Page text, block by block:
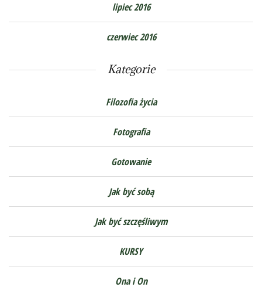
lipiec 2016
czerwiec 2016
Kategorie
Filozofia życia
Fotografia
Gotowanie
Jak być sobą
Jak być szczęśliwym
KURSY
Ona i On